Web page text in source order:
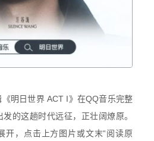
明日世界 ACT I》在QQ音乐完整
的这趟时代远征，正壮阔燎原。
开，点击上方图片或文末“阅读原